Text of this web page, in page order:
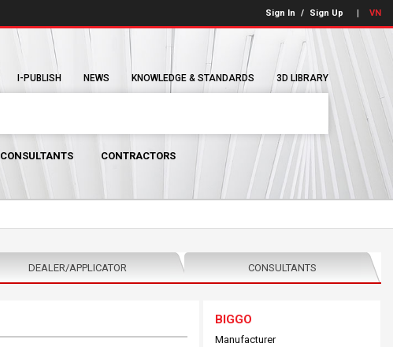
Sign In / Sign Up VN
I-PUBLISH NEWS KNOWLEDGE & STANDARDS 3D LIBRARY
CONSULTANTS CONTRACTORS
DEALER/APPLICATOR CONSULTANTS
BIGGO
Manufacturer